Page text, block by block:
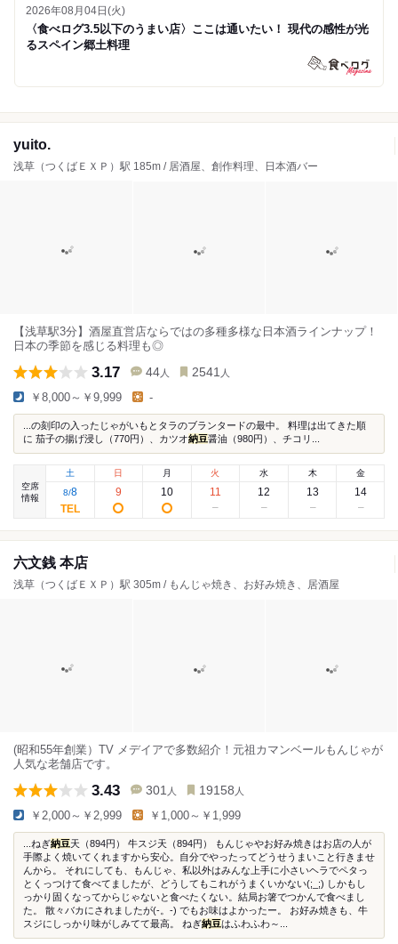
2026年08月04日(火)
〈食べログ3.5以下のうまい店〉ここは通いたい！ 現代の感性が光
るスペイン郷土料理
yuito.
浅草（つくばＥＸＰ）駅 185m / 居酒屋、創作料理、日本酒バー
【浅草駅3分】酒屋直営店ならではの多種多様な日本酒ラインナップ！
日本の季節を感じる料理も◎
3.17 44 人 2541 人
￥8,000～￥9,999 -
...の刻印の入ったじゃがいもとタラのブランタードの最中。 料理は出てきた順
に 茄子の揚げ浸し（770円）、カツオ納豆醤油（980円）、チコリ...
空席
情報
土
8/8
日
9
月
10
火
11
水
12
木
13
金
14
六文銭 本店
浅草（つくばＥＸＰ）駅 305m / もんじゃ焼き、お好み焼き、居酒屋
(昭和55年創業）TV メデイアで多数紹介！元祖カマンベールもんじゃが
人気な老舗店です。
3.43 301 人 19158 人
￥2,000～￥2,999 ￥1,000～￥1,999
...ねぎ納豆 天（894円） 牛スジ天（894円） もんじゃやお好み焼きはお店の人が
手際よく焼いてくれますから安心。自分でやったってどうせうまいこと行きませ
んから。 それにしても、もんじゃ、私以外はみんな上手に小さいヘラでペタっ
とくっつけて食べてましたが、どうしてもこれがうまくいかない(;_;) しかもし
っかり固くなってからじゃないと食べたくない。結局お箸でつかんで食べまし
た。 散々バカにされましたが(-。-) でもお味はよかったー。 お好み焼きも、牛
スジにしっかり味がしみてて最高。 ねぎ納豆はふわふわ～...